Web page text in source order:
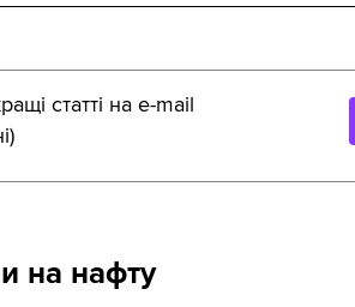
статті на e-mail
на нафту